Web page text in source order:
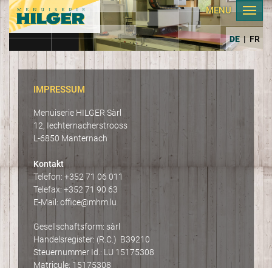
DE | FR
MENU
IMPRESSUM
Menuiserie HILGER Sàrl
12, Iechternacherstrooss
L-6850 Manternach
Kontakt
Telefon: +352 71 06 011
Telefax: +352 71 90 63
E-Mail: office@mhm.lu
Gesellschaftsform: sàrl
Handelsregister: (R.C.) B39210
Steuernummer Id.: LU 15175308
Matricule: 15175308